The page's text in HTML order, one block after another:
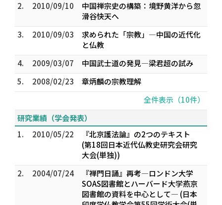
2.
2010/09/10
中国禅宗史の構築：境野黄洋から忽
滑谷快天へ
3.
2010/09/03
求められた「宗教」―中国の近代化
と仏教
4.
2009/03/07
中国武士道の発見―梁君超の試み
5.
2008/02/23
章炳麟の宗教理解
全件表示（10件）
研究業績（学会発表）
1.
2010/05/22
『北京護法論』の2つのテキスト
(第18回日本近代仏教史研究会研究
大会(単独))
2.
2004/07/24
『禅門日誦』再考―ロンドン大学
SOAS図書館とハーバード大学燕京
図書館の資料を中心として― (日本